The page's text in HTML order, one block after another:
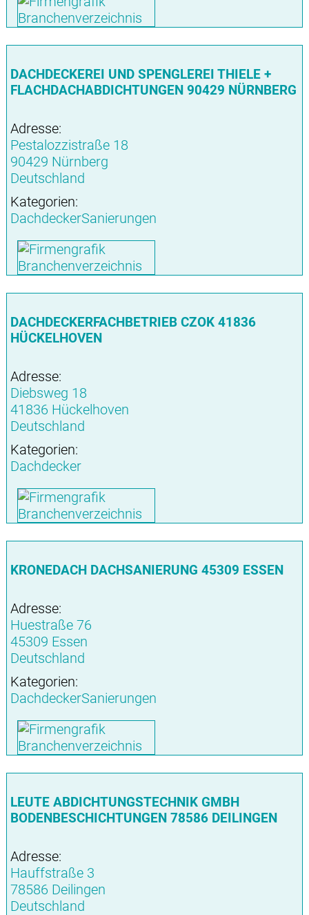
DACHDECKEREI UND SPENGLEREI THIELE +
FLACHDACHABDICHTUNGEN 90429 NÜRNBERG
Adresse:
Pestalozzistraße 18
90429 Nürnberg
Deutschland
Kategorien:
DachdeckerSanierungen
DACHDECKERFACHBETRIEB CZOK 41836
HÜCKELHOVEN
Adresse:
Diebsweg 18
41836 Hückelhoven
Deutschland
Kategorien:
Dachdecker
KRONEDACH DACHSANIERUNG 45309 ESSEN
Adresse:
Huestraße 76
45309 Essen
Deutschland
Kategorien:
DachdeckerSanierungen
LEUTE ABDICHTUNGSTECHNIK GMBH
BODENBESCHICHTUNGEN 78586 DEILINGEN
Adresse:
Hauffstraße 3
78586 Deilingen
Deutschland